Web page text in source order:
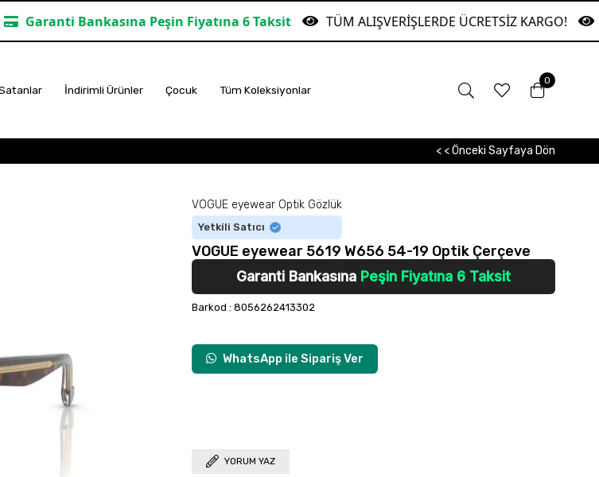
Peşin Fiyatına 6 Taksit TÜM ALIŞVERİŞLERDE ÜCRETSİZ KARGO!
İndirimli Ürünler Çocuk Tüm Koleksiyonlar
0
< < Önceki Sayfaya Dön
VOGUE eyewear Optik Gözlük
Yetkili Satıcı
VOGUE eyewear 5619 W656 54-19 Optik Çerçeve
Garanti Bankasına Peşin Fiyatına 6 Taksit
Barkod : 8056262413302
WhatsApp ile Sipariş Ver
YORUM YAZ